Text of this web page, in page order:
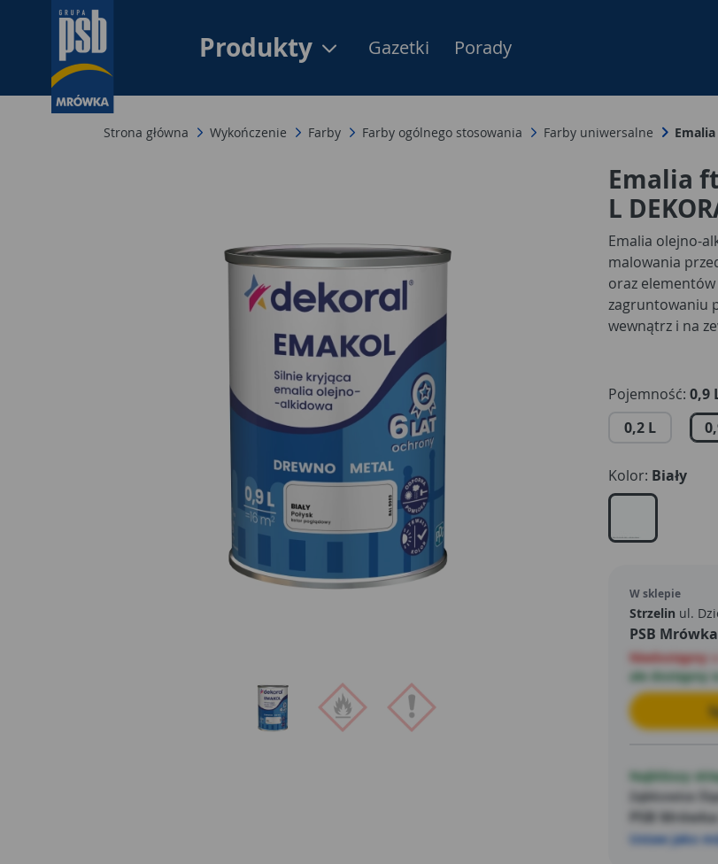
Produkty Menu
Gazetki Porady
Strona główna Wykończenie Farby Farby ogólnego stosowania Farby uniwersalne
Emalia
L
Emalia olejno-
malowania
oraz
zagruntowaniu
wewnątrz i na
lamperie,
zdrowia,
Pojemność: 0,9
0,2 L
Kolor: Biały
W sklepie
Strzelin ul.
PSB
Niedostępny
ale dostępny
Najbliższy
Ząbkowice
PSB
Ustaw jako